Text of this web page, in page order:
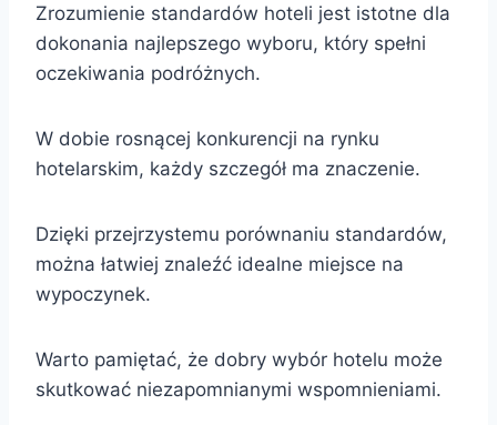
Zrozumienie standardów hoteli jest istotne dla
dokonania najlepszego wyboru, który spełni
oczekiwania podróżnych.
W dobie rosnącej konkurencji na rynku
hotelarskim, każdy szczegół ma znaczenie.
Dzięki przejrzystemu porównaniu standardów,
można łatwiej znaleźć idealne miejsce na
wypoczynek.
Warto pamiętać, że dobry wybór hotelu może
skutkować niezapomnianymi wspomnieniami.